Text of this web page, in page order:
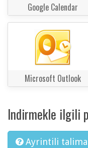
Google Calendar
Microsoft Outlook
Indirmekle ilgili
Ayrintili